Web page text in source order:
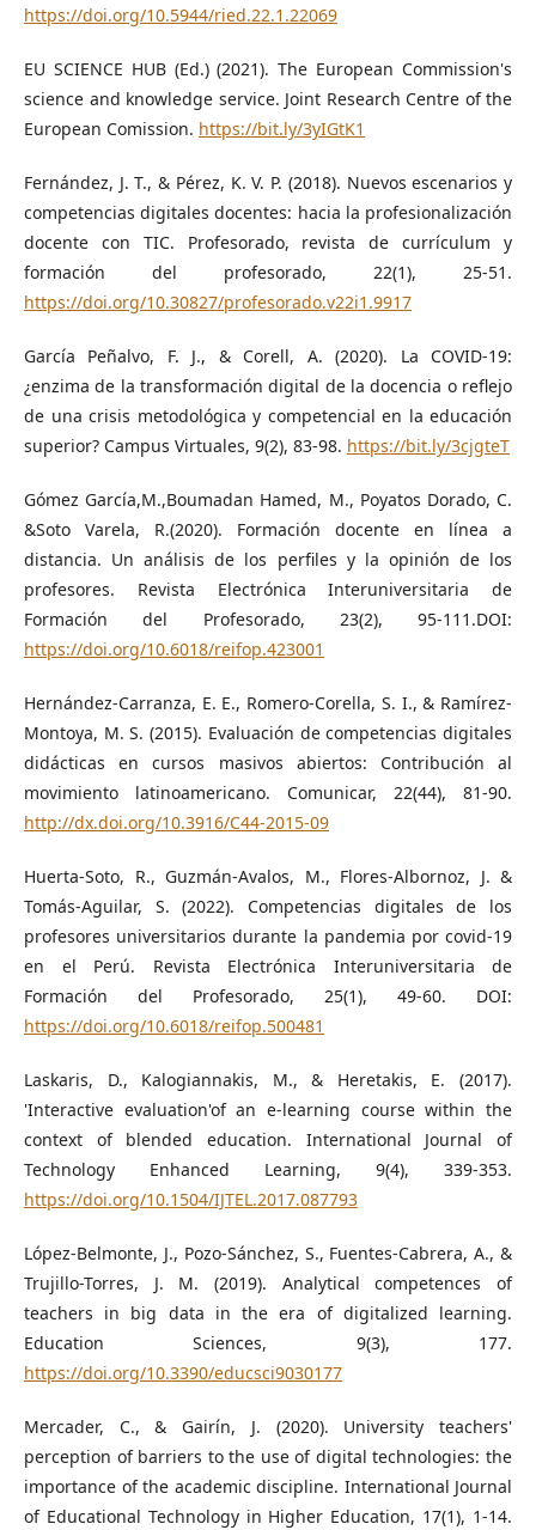
https://doi.org/10.5944/ried.22.1.22069
EU SCIENCE HUB (Ed.) (2021). The European Commission's
science and knowledge service. Joint Research Centre of the
European Comission. https://bit.ly/3yIGtK1
Fernández, J. T., & Pérez, K. V. P. (2018). Nuevos escenarios y
competencias digitales docentes: hacia la profesionalización
docente con TIC. Profesorado, revista de currículum y
formación del profesorado, 22(1), 25-51.
https://doi.org/10.30827/profesorado.v22i1.9917
García Peñalvo, F. J., & Corell, A. (2020). La COVID-19:
¿enzima de la transformación digital de la docencia o reflejo
de una crisis metodológica y competencial en la educación
superior? Campus Virtuales, 9(2), 83-98. https://bit.ly/3cjgteT
Gómez García,M.,Boumadan Hamed, M., Poyatos Dorado, C.
&Soto Varela, R.(2020). Formación docente en línea a
distancia. Un análisis de los perfiles y la opinión de los
profesores. Revista Electrónica Interuniversitaria de
Formación del Profesorado, 23(2), 95-111.DOI:
https://doi.org/10.6018/reifop.423001
Hernández-Carranza, E. E., Romero-Corella, S. I., & Ramírez-
Montoya, M. S. (2015). Evaluación de competencias digitales
didácticas en cursos masivos abiertos: Contribución al
movimiento latinoamericano. Comunicar, 22(44), 81-90.
http://dx.doi.org/10.3916/C44-2015-09
Huerta-Soto, R., Guzmán-Avalos, M., Flores-Albornoz, J. &
Tomás-Aguilar, S. (2022). Competencias digitales de los
profesores universitarios durante la pandemia por covid-19
en el Perú. Revista Electrónica Interuniversitaria de
Formación del Profesorado, 25(1), 49-60. DOI:
https://doi.org/10.6018/reifop.500481
Laskaris, D., Kalogiannakis, M., & Heretakis, E. (2017).
'Interactive evaluation'of an e-learning course within the
context of blended education. International Journal of
Technology Enhanced Learning, 9(4), 339-353.
https://doi.org/10.1504/IJTEL.2017.087793
López-Belmonte, J., Pozo-Sánchez, S., Fuentes-Cabrera, A., &
Trujillo-Torres, J. M. (2019). Analytical competences of
teachers in big data in the era of digitalized learning.
Education Sciences, 9(3), 177.
https://doi.org/10.3390/educsci9030177
Mercader, C., & Gairín, J. (2020). University teachers'
perception of barriers to the use of digital technologies: the
importance of the academic discipline. International Journal
of Educational Technology in Higher Education, 17(1), 1-14.